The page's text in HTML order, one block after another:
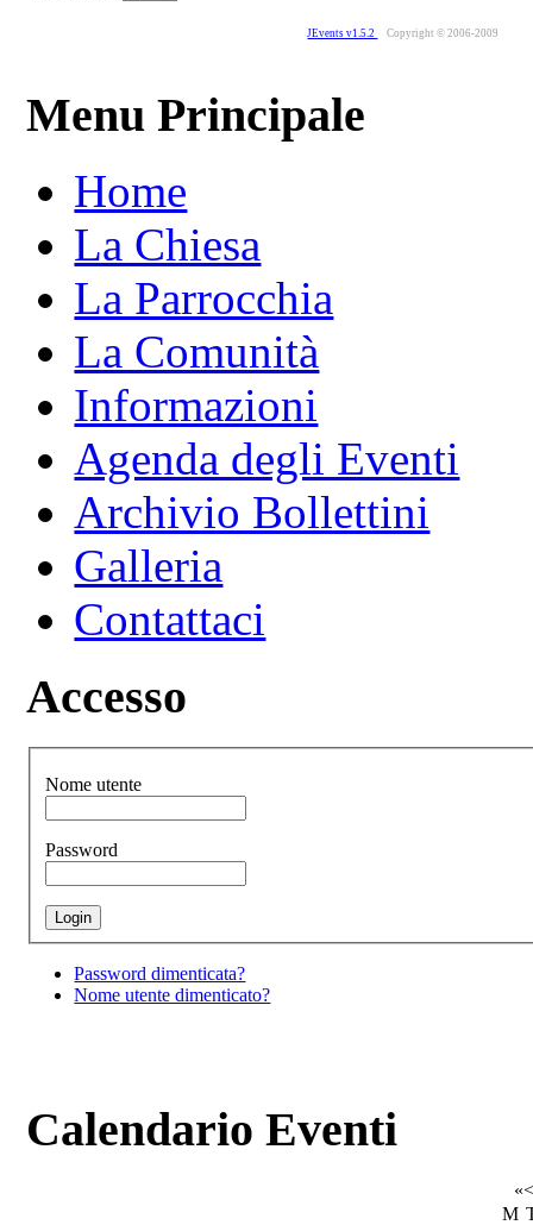
JEvents v1.5.2 Copyright © 2006-2009
Menu Principale
Home
La Chiesa
La Parrocchia
La Comunità
Informazioni
Agenda degli Eventi
Archivio Bollettini
Galleria
Contattaci
Accesso
Nome utente
Password
Password dimenticata?
Nome utente dimenticato?
Calendario Eventi
«<
M